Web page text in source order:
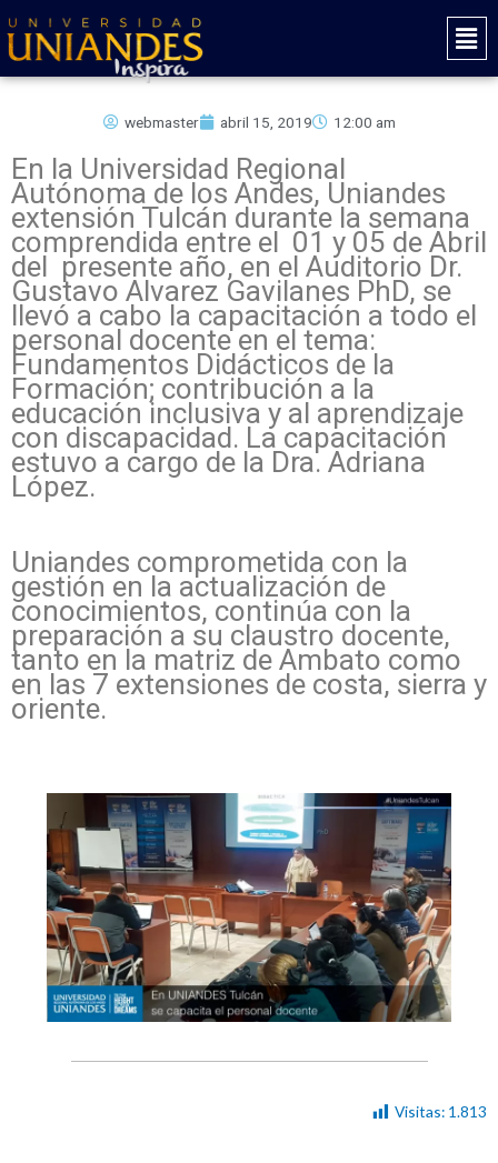
al
contenido
Main
webmaster abril 15, 2019 12:00 am
En la Universidad Regional
Autónoma de los Andes, Uniandes
extensión Tulcán durante la semana
comprendida entre el 01 y 05 de Abril
del presente año, en el Auditorio Dr.
Gustavo Alvarez Gavilanes PhD, se
llevó a cabo la capacitación a todo el
personal docente en el tema:
Fundamentos Didácticos de la
Formación; contribución a la
educación inclusiva y al aprendizaje
con discapacidad. La capacitación
estuvo a cargo de la Dra. Adriana
López.
Uniandes comprometida con la
gestión en la actualización de
conocimientos, continúa con la
preparación a su claustro docente,
tanto en la matriz de Ambato como
en las 7 extensiones de costa, sierra y
oriente.
Visitas: 1.813